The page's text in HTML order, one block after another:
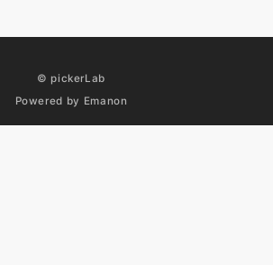
© pickerLab
Powered by Emanon